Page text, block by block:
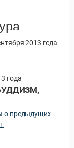
2013 года
года
о предыдущих